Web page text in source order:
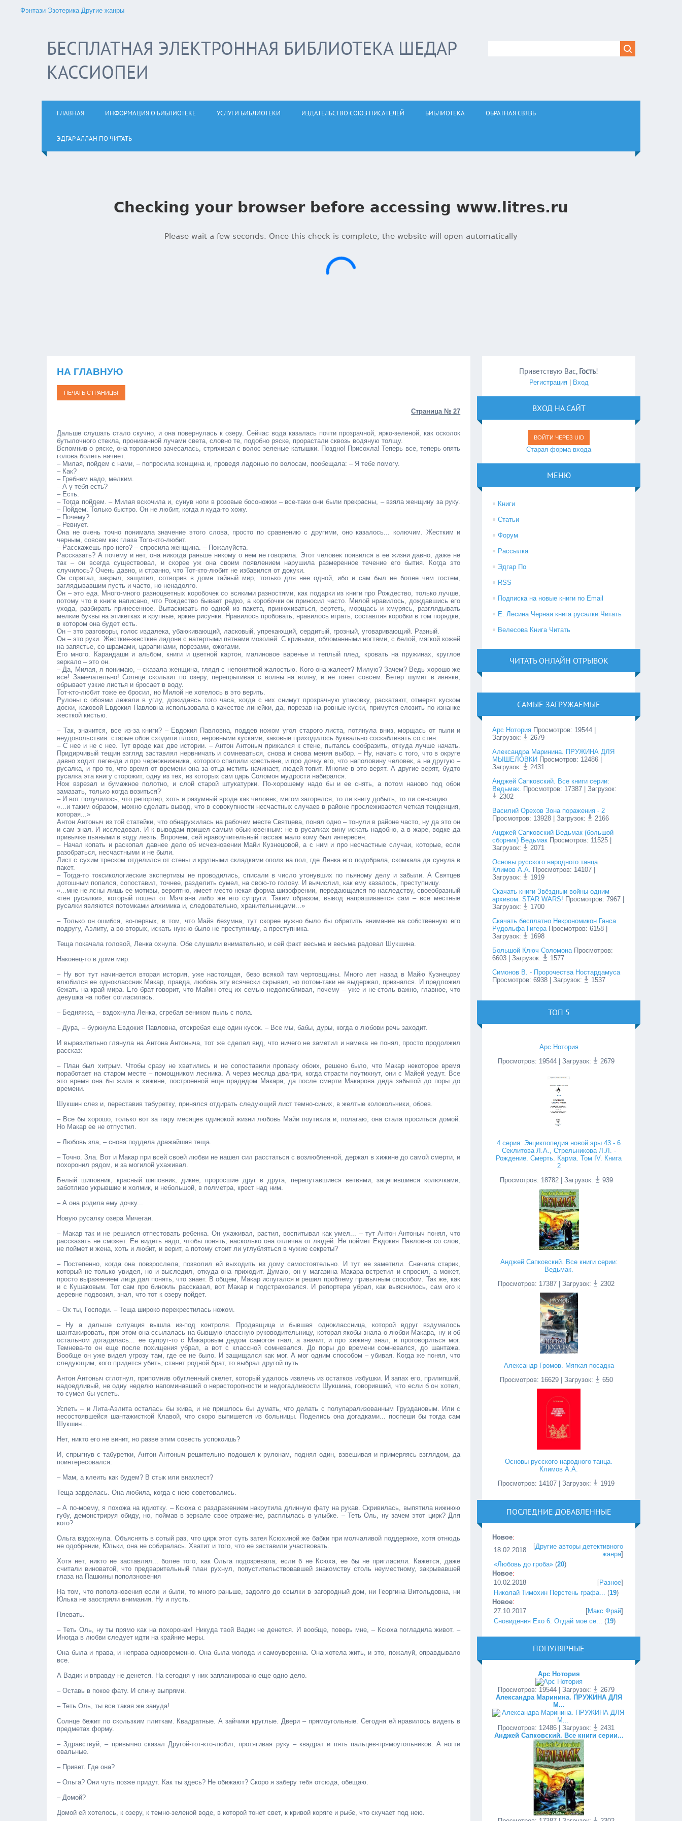
Фэнтази Эзотерика Другие жанры
БЕСПЛАТНАЯ ЭЛЕКТРОННАЯ БИБЛИОТЕКА ШЕДАР
КАССИОПЕИ
ГЛАВНАЯ ИНФОРМАЦИЯ О БИБЛИОТЕКЕ УСЛУГИ БИБЛИОТЕКИ ИЗДАТЕЛЬСТВО СОЮЗ ПИСАТЕЛЕЙ БИБЛИОТЕКА ОБРАТНАЯ СВЯЗЬ
ЭДГАР АЛЛАН ПО ЧИТАТЬ
НА ГЛАВНУЮ
Страница № 27
Дальше слушать стало скучно, и она повернулась к озеру. Сейчас вода казалась почти прозрачной, ярко-зеленой, как осколок
бутылочного стекла, пронизанной лучами света, словно те, подобно ряске, прорастали сквозь водяную толщу.
Вспомнив о ряске, она торопливо зачесалась, стряхивая с волос зеленые катышки. Поздно! Присохла! Теперь все, теперь опять
голова болеть начнет.
– Милая, пойдем с нами, – попросила женщина и, проведя ладонью по волосам, пообещала: – Я тебе помогу.
– Как?
– Гребнем надо, мелким.
– А у тебя есть?
– Есть.
– Тогда пойдем. – Милая вскочила и, сунув ноги в розовые босоножки – все-таки они были прекрасны, – взяла женщину за руку.
– Пойдем. Только быстро. Он не любит, когда я куда-то хожу.
– Почему?
– Ревнует.
Она не очень точно понимала значение этого слова, просто по сравнению с другими, оно казалось... колючим. Жестким и
черным, совсем как глаза Того-кто-любит.
– Расскажешь про него? – спросила женщина. – Пожалуйста.
Рассказать? А почему и нет, она никогда раньше никому о нем не говорила. Этот человек появился в ее жизни давно, даже не
так – он всегда существовал, и скорее уж она своим появлением нарушила размеренное течение его бытия. Когда это
случилось? Очень давно, и странно, что Тот-кто-любит не избавился от докуки.
Он спрятал, закрыл, защитил, сотворив в доме тайный мир, только для нее одной, ибо и сам был не более чем гостем,
заглядывавшим пусть и часто, но ненадолго.
Он – это еда. Много-много разноцветных коробочек со всякими разностями, как подарки из книги про Рождество, только лучше,
потому что в книге написано, что Рождество бывает редко, а коробочки он приносил часто. Милой нравилось, дождавшись его
ухода, разбирать принесенное. Вытаскивать по одной из пакета, принюхиваться, вертеть, морщась и хмурясь, разглядывать
мелкие буквы на этикетках и крупные, яркие рисунки. Нравилось пробовать, нравилось играть, составляя коробки в том порядке,
в котором она будет есть.
Он – это разговоры, голос издалека, убаюкивающий, ласковый, упрекающий, сердитый, грозный, уговаривающий. Разный.
Он – это руки. Жесткие-жесткие ладони с натертыми пятнами мозолей. С кривыми, обломанными ногтями, с белой, мягкой кожей
на запястье, со шрамами, царапинами, порезами, ожогами.
Его много. Карандаши и альбом, книги и цветной картон, малиновое варенье и теплый плед, кровать на пружинах, круглое
зеркало – это он.
– Да, Милая, я понимаю, – сказала женщина, глядя с непонятной жалостью. Кого она жалеет? Милую? Зачем? Ведь хорошо же
все! Замечательно! Солнце скользит по озеру, перепрыгивая с волны на волну, и не тонет совсем. Ветер шумит в ивняке,
обрывает узкие листья и бросает в воду.
Тот-кто-любит тоже ее бросил, но Милой не хотелось в это верить.
Рулоны с обоями лежали в углу, дожидаясь того часа, когда с них снимут прозрачную упаковку, раскатают, отмерят куском
доски, каковой Евдокия Павловна использовала в качестве линейки, да, порезав на ровные куски, примутся елозить по изнанке
жесткой кистью.
– Так, значится, все из-за книги? – Евдокия Павловна, поддев ножом угол старого листа, потянула вниз, морщась от пыли и
неудовольствия: старые обои сходили плохо, неровными кусками, каковые приходилось буквально соскабливать со стен.
– С нее и не с нее. Тут вроде как две истории. – Антон Антоныч прижался к стене, пытаясь сообразить, откуда лучше начать.
Придирчивый тещин взгляд заставлял нервничать и сомневаться, снова и снова меняя выбор. – Ну, начать с того, что в округе
давно ходит легенда и про чернокнижника, которого спалили крестьяне, и про дочку его, что наполовину человек, а на другую –
русалка, и про то, что время от времени она за отца мстить начинает, людей топит. Многие в это верят. А другие верят, будто
русалка эта книгу сторожит, одну из тех, из которых сам царь Соломон мудрости набирался.
Нож взрезал и бумажное полотно, и слой старой штукатурки. По-хорошему надо бы и ее снять, а потом наново под обои
замазать, только когда возиться?
– И вот получилось, что репортер, хоть и разумный вроде как человек, мигом загорелся, то ли книгу добыть, то ли сенсацию...
«...и таким образом, можно сделать вывод, что в совокупности несчастных случаев в районе прослеживается четкая тенденция,
которая...»
Антон Антоныч из той статейки, что обнаружилась на рабочем месте Святцева, понял одно – тонули в районе часто, ну да это он
и сам знал. И исследовал. И к выводам пришел самым обыкновенным: не в русалках вину искать надобно, а в жаре, водке да
привычке пьяными в воду лезть. Впрочем, сей нравоучительный пассаж мало кому был интересен.
– Начал копать и раскопал давнее дело об исчезновении Майи Кузнецовой, а с ним и про несчастные случаи, которые, если
разобраться, несчастными и не были.
Лист с сухим треском отделился от стены и крупными складками ополз на пол, где Ленка его подобрала, скомкала да сунула в
пакет.
– Тогда-то токсикологиеские экспертизы не проводились, списали в число утонувших по пьяному делу и забыли. А Святцев
дотошным попался, сопоставил, точнее, разделить сумел, на свою-то голову. И вычислил, как ему казалось, преступницу.
«...мне не ясны лишь ее мотивы, вероятно, имеет место некая форма шизофрении, передающаяся по наследству, своеобразный
«ген русалки», который пошел от Мэчгана либо же его супруги. Таким образом, вывод напрашивается сам – все местные
русалки являются потомками алхимика и, следовательно, хранительницами...»
– Только он ошибся, во-первых, в том, что Майя безумна, тут скорее нужно было бы обратить внимание на собственную его
подругу, Аэлиту, а во-вторых, искать нужно было не преступницу, а преступника.
Теща покачала головой, Ленка охнула. Обе слушали внимательно, и сей факт весьма и весьма радовал Шукшина.
Наконец-то в доме мир.
– Ну вот тут начинается вторая история, уже настоящая, безо всякой там чертовщины. Много лет назад в Майю Кузнецову
влюбился ее одноклассник Макар, правда, любовь эту всячески скрывал, но потом-таки не выдержал, признался. И предложил
бежать на край мира. Его брат говорит, что Майин отец их семью недолюбливал, почему – уже и не столь важно, главное, что
девушка на побег согласилась.
– Бедняжка, – вздохнула Ленка, сгребая веником пыль с пола.
– Дура, – буркнула Евдокия Павловна, отскребая еще один кусок. – Все мы, бабы, дуры, когда о любови речь заходит.
И выразительно глянула на Антона Антоныча, тот же сделал вид, что ничего не заметил и намека не понял, просто продолжил
рассказ:
– План был хитрым. Чтобы сразу не хватились и не сопоставили пропажу обоих, решено было, что Макар некоторое время
поработает на старом месте – помощником лесника. А через месяца два-три, когда страсти поутихнут, они с Майей уедут. Все
это время она бы жила в хижине, построенной еще прадедом Макара, да после смерти Макарова деда забытой до поры до
времени.
Шукшин слез и, переставив табуретку, принялся отдирать следующий лист темно-синих, в желтые колокольчики, обоев.
– Все бы хорошо, только вот за пару месяцев одинокой жизни любовь Майи поутихла и, полагаю, она стала проситься домой.
Но Макар ее не отпустил.
– Любовь зла, – снова поддела дражайшая теща.
– Точно. Зла. Вот и Макар при всей своей любви не нашел сил расстаться с возлюбленной, держал в хижине до самой смерти, и
похоронил рядом, и за могилой ухаживал.
Белый шиповник, красный шиповник, дикие, проросшие друг в друга, перепутавшиеся ветвями, зацепившиеся колючками,
заботливо укрывшие и холмик, и небольшой, в полметра, крест над ним.
– А она родила ему дочку...
Новую русалку озера Мичеган.
– Макар так и не решился отпестовать ребенка. Он ухаживал, растил, воспитывал как умел... – тут Антон Антоныч понял, что
рассказать не сможет. Ее видеть надо, чтобы понять, насколько она отлична от людей. Не поймет Евдокия Павловна со слов,
не поймет и жена, хоть и любит, и верит, а потому стоит ли углубляться в чужие секреты?
– Постепенно, когда она повзрослела, позволил ей выходить из дому самостоятельно. И тут ее заметили. Сначала старик,
который не только увидел, но и выследил, откуда она приходит. Думаю, он у магазина Макара встретил и спросил, а может,
просто выражением лица дал понять, что знает. В общем, Макар испугался и решил проблему привычным способом. Так же, как
и с Кушаковым. Тот сам про бинокль рассказал, вот Макар и подстраховался. И репортера убрал, как выяснилось, сам его к
деревне подвозил, знал, что тот к озеру пойдет.
– Ох ты, Господи. – Теща широко перекрестилась ножом.
– Ну а дальше ситуация вышла из-под контроля. Продавщица и бывшая одноклассница, которой вдруг вздумалось
шантажировать, при этом она ссылалась на бывшую классную руководительницу, которая якобы знала о любви Макара, ну и об
остальном догадалась... ее супруг-то с Макаровым дедом самогон гнал, а значит, и про хижину знал, и проговориться мог.
Темнева-то он еще после похищения убрал, а вот с классной сомневался. До поры до времени сомневался, до шантажа.
Вообще он уже видел угрозу там, где ее не было. И защищался как мог. А мог одним способом – убивая. Когда же понял, что
следующим, кого придется убить, станет родной брат, то выбрал другой путь.
Антон Антоныч сглотнул, припомнив обугленный скелет, который удалось извлечь из остатков избушки. И запах его, прилипший,
надоедливый, не одну неделю напоминавший о нерасторопности и недогадливости Шукшина, говоривший, что если б он хотел,
то сумел бы успеть.
Успеть – и Лита-Аэлита осталась бы жива, и не пришлось бы думать, что делать с полупарализованным Груздановым. Или с
несостоявшейся шантажисткой Клавой, что скоро выпишется из больницы. Поделись она догадками... поспеши бы тогда сам
Шукшин...
Нет, никто его не винит, но разве этим совесть успокоишь?
И, спрыгнув с табуретки, Антон Антоныч решительно подошел к рулонам, поднял один, взвешивая и примеряясь взглядом, да
поинтересовался:
– Мам, а клеить как будем? В стык или внахлест?
Теща зарделась. Она любила, когда с нею советовались.
– А по-моему, я похожа на идиотку. – Ксюха с раздражением накрутила длинную фату на рукав. Скривилась, выпятила нижнюю
губу, демонстрируя обиду, но, поймав в зеркале свое отражение, расплылась в улыбке. – Теть Оль, ну зачем этот цирк? Для
кого?
Ольга вздохнула. Объяснять в сотый раз, что цирк этот суть затея Ксюхиной же бабки при молчаливой поддержке, хотя отнюдь
не одобрении, Юльки, она не собиралась. Хватит и того, что ее заставили участвовать.
Хотя нет, никто не заставлял... более того, как Ольга подозревала, если б не Ксюха, ее бы не пригласили. Кажется, даже
считали виноватой, что предварительный план рухнул, попустительствовавшей знакомству столь неуместному, закрывавшей
глаза на Пашкины поползновения
На том, что поползновения если и были, то много раньше, задолго до ссылки в загородный дом, ни Георгина Витольдовна, ни
Юлька не заостряли внимания. Ну и пусть.
Плевать.
– Теть Оль, ну ты прямо как на похоронах! Никуда твой Вадик не денется. И вообще, поверь мне, – Ксюха погладила живот. –
Иногда в любви следует идти на крайние меры.
Она была и права, и неправа одновременно. Она была молода и самоуверенна. Она хотела жить, и это, пожалуй, оправдывало
все.
А Вадик и вправду не денется. На сегодня у них запланировано еще одно дело.
– Оставь в покое фату. И спину выпрями.
– Теть Оль, ты все такая же зануда!
Солнце бежит по скользким плиткам. Квадратные. А зайчики круглые. Двери – прямоугольные. Сегодня ей нравилось видеть в
предметах форму.
– Здравствуй, – привычно сказал Другой-тот-кто-любит, протягивая руку – квадрат и пять пальцев-прямоугольников. А ногти
овальные.
– Привет. Где она?
– Ольга? Они чуть позже придут. Как ты здесь? Не обижают? Скоро я заберу тебя отсюда, обещаю.
– Домой?
Домой ей хотелось, к озеру, к темно-зеленой воде, в которой тонет свет, к кривой коряге и рыбе, что скучает под нею.
Приветствую Вас, Гость!
Регистрация| Вход
ВХОД НА САЙТ
ВОЙТИ ЧЕРЕЗ UID
Старая форма входа
МЕНЮ
Книги
Статьи
Форум
Рассылка
Эдгар По
RSS
Подписка на новые книги по Email
Е. Лесина Черная книга русалки Читать
Велесова Книга Читать
ЧИТАТЬ ОНЛАЙН ОТРЫВОК
САМЫЕ ЗАГРУЖАЕМЫЕ
Арс Нотория Просмотров: 19544
Загрузок:
2679
Александра Маринина. ПРУЖИНА ДЛЯ
МЫШЕЛОВКИ Просмотров: 12486
Загрузок:
2431
Анджей Сапковский. Все книги серии:
Ведьмак. Просмотров: 17387 | Загрузок:
2302
Василий Орехов Зона поражения - 2
Просмотров: 13928 | Загрузок:
2166
Анджей Сапковский Ведьмак (большой
сборник) Ведьмак Просмотров: 11525
Загрузок:
2071
Основы русского народного танца.
Климов А.А. Просмотров: 14107
Загрузок:
1919
Cкачать книги Звёздныи войны одним
архивом. STAR WARS! Просмотров:7967
Загрузок:
1700
Скачать бесплатно Некрономикон Ганса
Рудольфа Гигера Просмотров:6158
Загрузок:
1698
Большой Ключ Соломона Просмотров:
6603 | Загрузок:
1577
Симонов В. - Пророчества Ностардамуса
Просмотров:6938 | Загрузок: 1537
ТОП 5
Арс Нотория
Просмотров: 19544 | Загрузок: 2679
4 серия: Энциклопедия новой эры 43 - 6
Секлитова Л.А., Стрельникова Л.Л. -
Рождение. Смерть. Карма. Том IV. Книга
2
Просмотров: 18782| Загрузок: 939
Анджей Сапковский. Все книги серии:
Ведьмак.
Просмотров: 17387 | Загрузок: 2302
Александр Громов. Мягкая посадка
Просмотров: 16629| Загрузок: 650
Основы русского народного танца.
Климов А.А.
Просмотров: 14107 | Загрузок: 1919
ПОСЛЕДНИЕ ДОБАВЛЕННЫЕ
Новое:
18.02.2018
[Другие авторы детективного
жанра]
«Любовь до гроба» (20)
Новое:
10.02.2018
[Разное]
Николай Тимохин Перстень графа... (19)
Новое:
27.10.2017
[Макс Фрай]
Сновидения Ехо 6. Отдай мое се... (19)
ПОПУЛЯРНЫЕ
Арс Нотория
Просмотров: 19544 | Загрузок:
2679
Александра Маринина. ПРУЖИНА ДЛЯ
М...
Просмотров: 12486 | Загрузок:
2431
Анджей Сапковский. Все книги серии...